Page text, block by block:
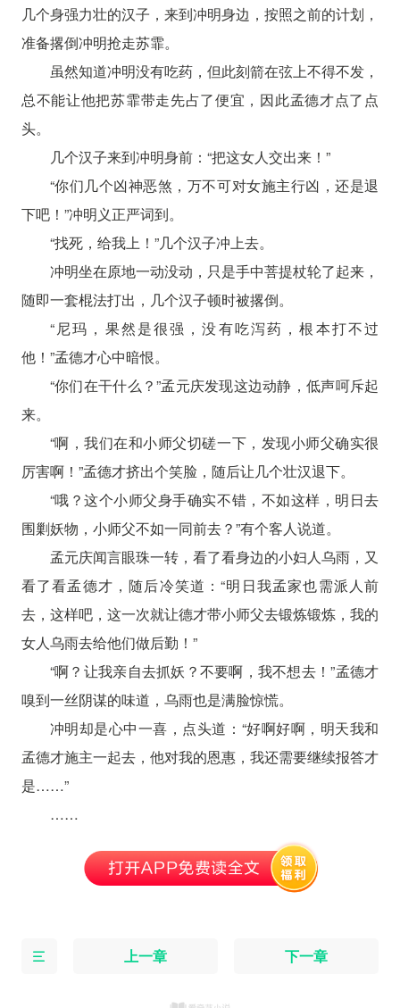
几个身强力壮的汉子，来到冲明身边，按照之前的计划，
准备撂倒冲明抢走苏霏。
虽然知道冲明没有吃药，但此刻箭在弦上不得不发，
总不能让他把苏霏带走先占了便宜，因此孟德才点了点
头。
几个汉子来到冲明身前：“把这女人交出来！”
“你们几个凶神恶煞，万不可对女施主行凶，还是退
下吧！”冲明义正严词到。
“找死，给我上！”几个汉子冲上去。
冲明坐在原地一动没动，只是手中菩提杖轮了起来，
随即一套棍法打出，几个汉子顿时被撂倒。
“尼玛，果然是很强，没有吃泻药，根本打不过
他！”孟德才心中暗恨。
“你们在干什么？”孟元庆发现这边动静，低声呵斥起
来。
“啊，我们在和小师父切磋一下，发现小师父确实很
厉害啊！”孟德才挤出个笑脸，随后让几个壮汉退下。
“哦？这个小师父身手确实不错，不如这样，明日去
围剿妖物，小师父不如一同前去？”有个客人说道。
孟元庆闻言眼珠一转，看了看身边的小妇人乌雨，又
看了看孟德才，随后冷笑道：“明日我孟家也需派人前
去，这样吧，这一次就让德才带小师父去锻炼锻炼，我的
女人乌雨去给他们做后勤！”
“啊？让我亲自去抓妖？不要啊，我不想去！”孟德才
嗅到一丝阴谋的味道，乌雨也是满脸惊慌。
冲明却是心中一喜，点头道：“好啊好啊，明天我和
孟德才施主一起去，他对我的恩惠，我还需要继续报答才
是……”
……
上一章 下一章